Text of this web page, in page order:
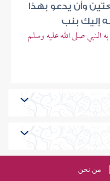
وأن يدعو بهذا
إليك بنب
النبي صلى الله عليه وسلم
من نحن